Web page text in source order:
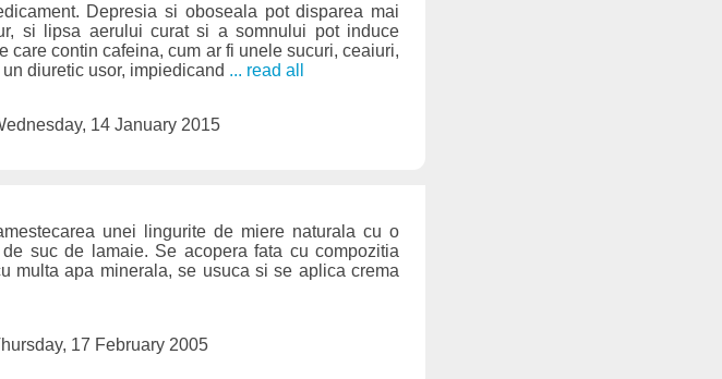
Depresia si oboseala pot disparea mai
si lipsa aerului curat si a somnului pot induce
contin cafeina, cum ar fi unele sucuri, ceaiuri,
diuretic usor, impiedicand ... read all
14 January 2015
unei lingurite de miere naturala cu o
suc de lamaie. Se acopera fata cu compozitia
multa apa minerala, se usuca si se aplica crema
17 February 2005